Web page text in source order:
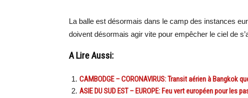
La balle est désormais dans le camp des instances
doivent désormais agir vite pour empêcher le ciel de
A Lire Aussi:
CAMBODGE – CORONAVIRUS: Transit aérien à Bangkok
ASIE DU SUD EST – EUROPE: Feu vert européen pour les